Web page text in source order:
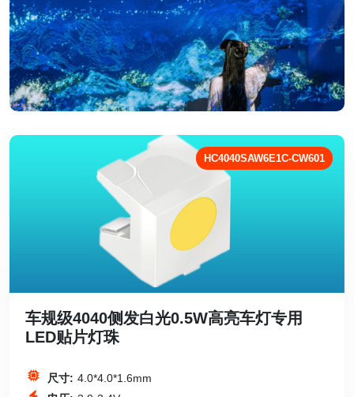
HC4040SAW6E1C-CW601
车规级4040侧发白光0.5W高亮车灯专用
LED贴片灯珠
尺寸: 4.0*4.0*1.6mm